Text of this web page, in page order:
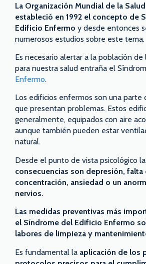
La Organización Mundial de la
estableció en 1992 el concepto de
Edificio Enfermo y desde entonces
numerosos estudios sobre este tema.
Es necesario alertar a la población de
para nuestra salud entraña el
Enfermo.
Los edificios enfermos son una parte
que presentan problemas. Estos
generalmente, equipados con aire
aunque también pueden estar
natural.
Desde el punto de vista psicológico
consecuencias son depresión, falta
concentración, ansiedad o un
nervios.
Las medidas preventivas más
el Síndrome del Edificio Enfermo
labores de limpieza y
Es fundamental la aplicación de los